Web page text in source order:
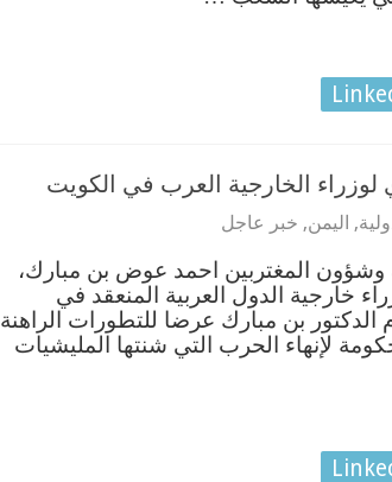
لوزراء الخارجية العرب في الكويت
, اليمن, خبر عاجل
وشؤون المغتربين احمد عوض بن مبارك،
خارجية الدول العربية المنعقد في
الدكتور بن مبارك عرضا للتطورات الراهنة
لإنهاء الحرب التي شنتها المليشيات